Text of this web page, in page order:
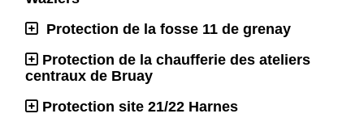
Protection de la fosse 11 de grenay
Protection de la chaufferie des ateliers
centraux de Bruay
Protection site 21/22 Harnes